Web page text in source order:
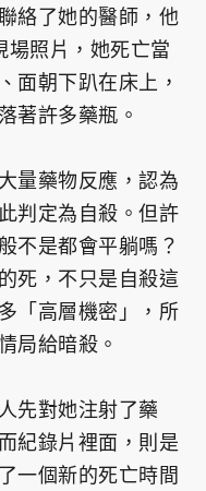
絡了她的醫師，他
場照片，她死亡當
面朝下趴在床上，
著許多藥瓶。
量藥物反應，認為
判定為自殺。但許
不是都會平躺嗎？
死，不只是自殺這
「高層機密」，所
局給暗殺。
先對她注射了藥
紀錄片裡面，則是
一個新的死亡時間